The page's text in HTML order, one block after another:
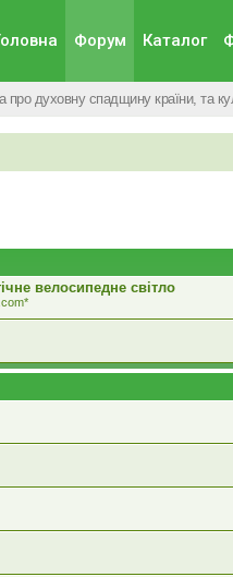
Форум Каталог
про духовну спадщину країни, та
велосипедне світло